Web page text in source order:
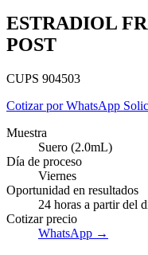
Empresas
ESTRADIOL
POST
CUPS 904503
Cotizar por WhatsApp
Muestra
Suero (2.0mL)
Día de proceso
Viernes
Oportunidad en resultados
24 horas a partir del
Cotizar precio
WhatsApp →